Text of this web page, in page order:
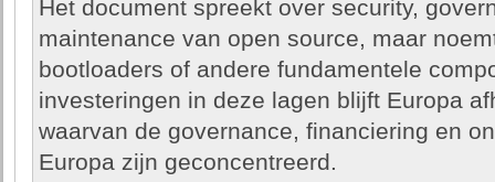
Het document spreekt over security,
maintenance van open source, maar
bootloaders of andere fundamentele
investeringen in deze lagen blijft Europa
waarvan de governance, financiering en
Europa zijn geconcentreerd.